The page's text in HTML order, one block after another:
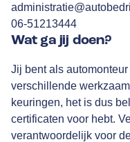
06-51213444
Wat ga jij doen?
Jij bent als
verschillende
keuringen, het is dus
certificaten voor hebt.
verantwoordelijk voor